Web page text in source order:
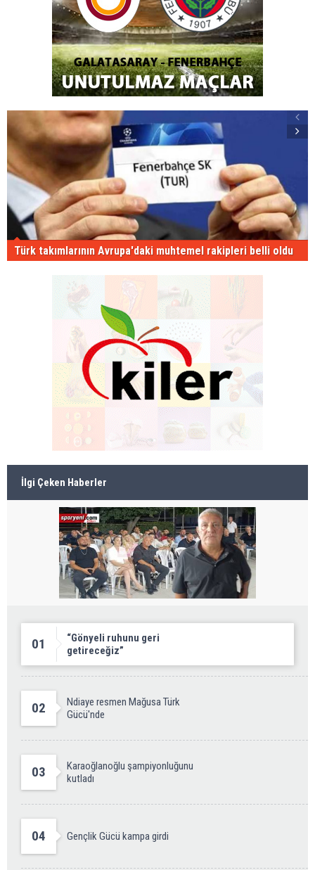
Türk takımlarının Avrupa'daki muhtemel rakipleri belli oldu
İlgi Çeken Haberler
01
“Gönyeli ruhunu geri
getireceğiz”
02
Ndiaye resmen Mağusa Türk
Gücü'nde
03
Karaoğlanoğlu şampiyonluğunu
kutladı
04 Gençlik Gücü kampa girdi